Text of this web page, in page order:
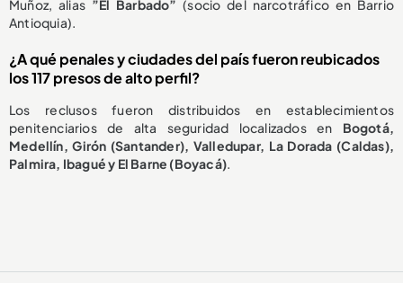
Muñoz, alias ”El Barbado” (socio del narcotráfico en Barrio
Antioquia).
¿A qué penales y ciudades del país fueron reubicados
los 117 presos de alto perfil?
Los reclusos fueron distribuidos en establecimientos
penitenciarios de alta seguridad localizados en Bogotá,
Medellín, Girón (Santander), Valledupar, La Dorada (Caldas),
Palmira, Ibagué y El Barne (Boyacá)